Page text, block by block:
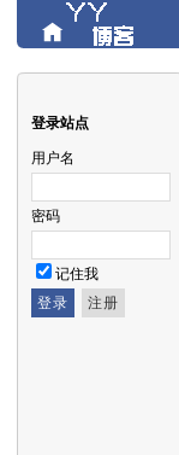
登录站点
用户名
密码
记住我